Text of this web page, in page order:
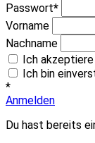
Passwort*
Vorname
Nachname
Ich
Ich bin
*
Anmelden
Du hast bereits